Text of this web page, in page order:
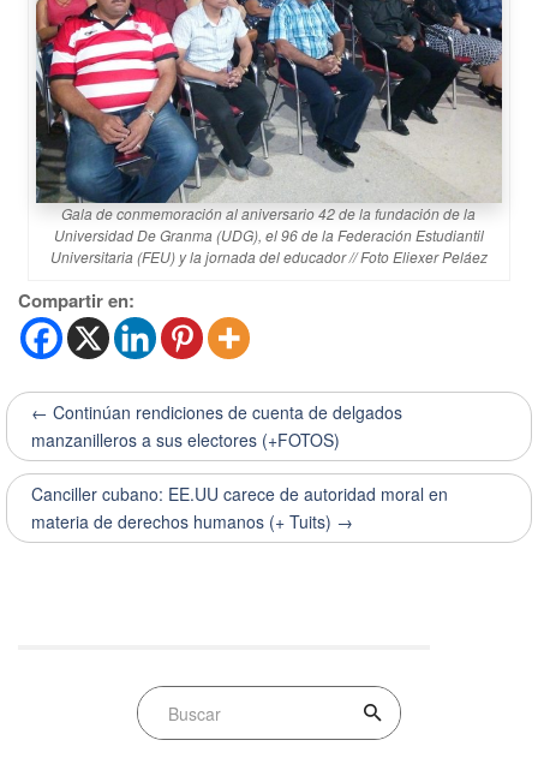
Gala de conmemoración al aniversario 42 de la fundación de la
Universidad De Granma (UDG), el 96 de la Federación Estudiantil
Universitaria (FEU) y la jornada del educador // Foto Eliexer Peláez
Compartir en:
← Continúan rendiciones de cuenta de delgados
manzanilleros a sus electores (+FOTOS)
Canciller cubano: EE.UU carece de autoridad moral en
materia de derechos humanos (+ Tuits) →